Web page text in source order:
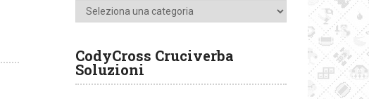
Categorie
CodyCross Cruciverba
Soluzioni